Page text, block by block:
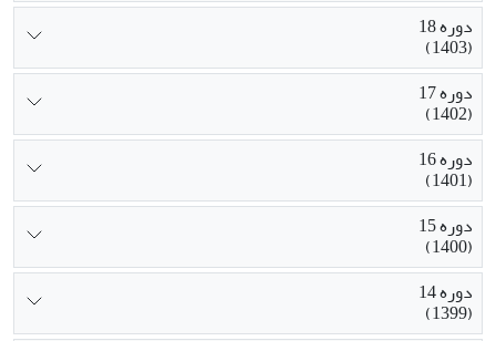
دوره 18
(1403)
دوره 17
(1402)
دوره 16
(1401)
دوره 15
(1400)
دوره 14
(1399)